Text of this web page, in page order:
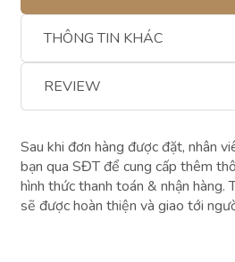
THÔNG TIN KHÁC
REVIEW
Sau khi đơn hàng được đặt, nhân
bạn qua SĐT để cung cấp thêm
hình thức thanh toán & nhận hàng.
sẽ được hoàn thiện và giao tới